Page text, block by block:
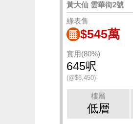
黃大仙 雲華街2號
綠表售
$545萬
實用(80%)
645呎
(@$8,450)
樓層
低層